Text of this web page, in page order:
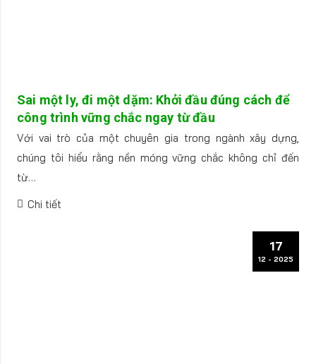
Sai một ly, đi một dặm: Khởi đầu đúng cách để
công trình vững chắc ngay từ đầu
Với vai trò của một chuyên gia trong ngành xây dựng,
chúng tôi hiểu rằng nền móng vững chắc không chỉ đến
từ…
Chi tiết
17
12 - 2025